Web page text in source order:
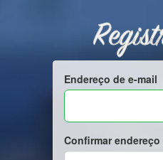
Endereço de e-mail
Confirmar endereço